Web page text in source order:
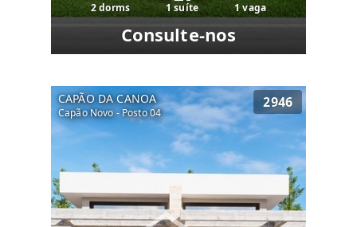
2 dorms 1 suíte 1 vaga
Consulte-nos
CAPÃO DA CANOA
Capão Novo - Posto 04
2946